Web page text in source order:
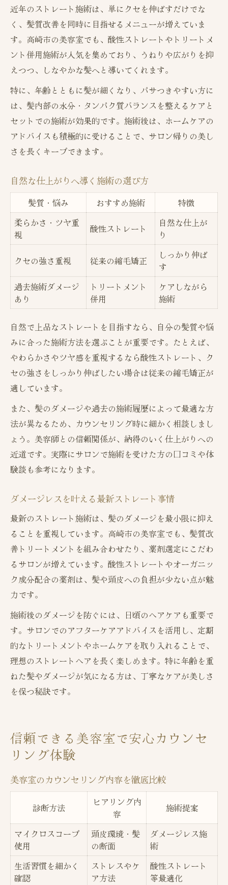
近年のストレート施術は、単にクセを伸ばすだけでな
く、髪質改善を同時に目指せるメニューが増えていま
す。高崎市の美容室でも、酸性ストレートやトリートメ
ント併用施術が人気を集めており、うねりや広がりを抑
えつつ、しなやかな髪へと導いてくれます。
特に、年齢とともに髪が細くなり、パサつきやすい方に
は、髪内部の水分・タンパク質バランスを整えるケアと
セットでの施術が効果的です。施術後は、ホームケアの
アドバイスも積極的に受けることで、サロン帰りの美し
さを長くキープできます。
自然な仕上がりへ導く施術の選び方
髪質・悩み おすすめ施術
特徴
柔らかさ・ツヤ重
視
酸性ストレート
自然な仕上が
り
クセの強さ重視 従来の縮毛矯正
しっかり伸ば
す
過去施術ダメージ
あり
トリートメント
併用
ケアしながら
施術
自然で上品なストレートを目指すなら、自分の髪質や悩
みに合った施術方法を選ぶことが重要です。たとえば、
やわらかさやツヤ感を重視するなら酸性ストレート、ク
セの強さをしっかり伸ばしたい場合は従来の縮毛矯正が
適しています。
また、髪のダメージや過去の施術履歴によって最適な方
法が異なるため、カウンセリング時に細かく相談しまし
ょう。美容師との信頼関係が、納得のいく仕上がりへの
近道です。実際にサロンで施術を受けた方の口コミや体
験談も参考になります。
ダメージレスを叶える最新ストレート事情
最新のストレート施術は、髪のダメージを最小限に抑え
ることを重視しています。高崎市の美容室でも、髪質改
善トリートメントを組み合わせたり、薬剤選定にこだわ
るサロンが増えています。酸性ストレートやオーガニッ
ク成分配合の薬剤は、髪や頭皮への負担が少ない点が魅
力です。
施術後のダメージを防ぐには、日頃のヘアケアも重要で
す。サロンでのアフターケアアドバイスを活用し、定期
的なトリートメントやホームケアを取り入れることで、
理想のストレートヘアを長く楽しめます。特に年齢を重
ねた髪やダメージが気になる方は、丁寧なケアが美しさ
を保つ秘訣です。
信頼できる美容室で安心カウンセ
リング体験
美容室のカウンセリング内容を徹底比較
診断方法
ヒアリング内
容
施術提案
マイクロスコープ
使用
頭皮環境・髪
の断面
ダメージレス施
術
生活習慣を細かく
確認
ストレスやケ
ア方法
酸性ストレート
等最適化